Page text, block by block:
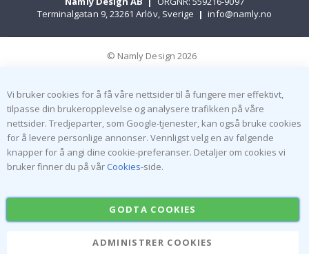
Terminalgatan 9, 23261 Arlöv, Sverige | info@namly.no
© Namly Design 2026
Vi bruker cookies for å få våre nettsider til å fungere mer effektivt,
tilpasse din brukeropplevelse og analysere trafikken på våre
nettsider. Tredjeparter, som Google-tjenester, kan også bruke cookies
for å levere personlige annonser. Vennligst velg en av følgende
knapper for å angi dine cookie-preferanser. Detaljer om cookies vi
bruker finner du på vår Cookies-side.
GODTA COOKIES
ADMINISTRER COOKIES